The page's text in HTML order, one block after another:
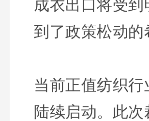
成衣出口将受
到了政策松动
当前正值纺织
陆续启动。此